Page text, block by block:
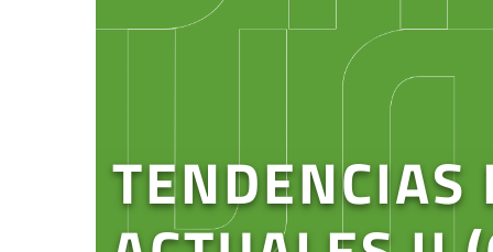
TENDENCIAS